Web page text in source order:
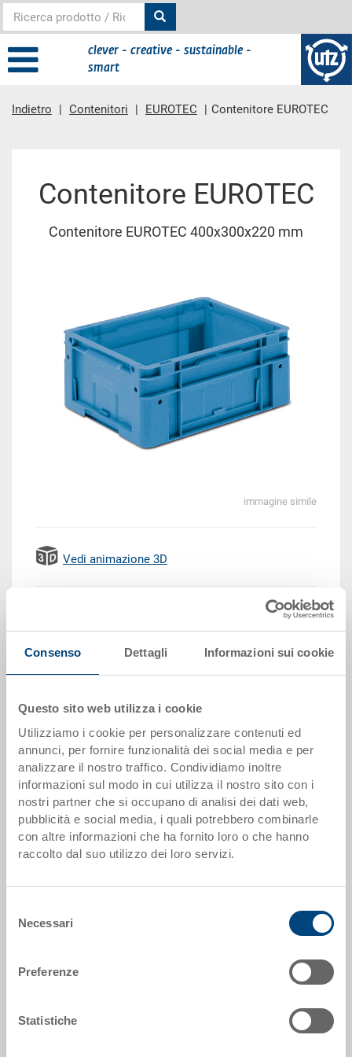
Consenso Dettagli Informazioni sui cookie
Questo sito web utilizza i cookie
Utilizziamo i cookie per personalizzare contenuti ed
annunci, per fornire funzionalità dei social media e per
analizzare il nostro traffico. Condividiamo inoltre
informazioni sul modo in cui utilizza il nostro sito con i
nostri partner che si occupano di analisi dei dati web,
pubblicità e social media, i quali potrebbero combinarle
con altre informazioni che ha fornito loro o che hanno
raccolto dal suo utilizzo dei loro servizi.
delNecessari
Preferenze
Statistiche
clever - creative - sustainable -
smart
Indietro Contenitori EUROTEC Contenitore EUROTEC
Contenitore EUROTEC
Contenitore EUROTEC 400x300x220 mm
immagine simile
Vedi animazione 3D
Prezzo unitario lordo più IVA
Disponbilità: su richiesta
offerta
Scaglioni quantità Prezzo
da 100 pezzi EUR 14,43
da 250 pezzi EUR 13,82
Scaglionamento per quantità secondo le unità di imballo.
Dati articolo
Codice
Dimensioni esterne:
Colore: